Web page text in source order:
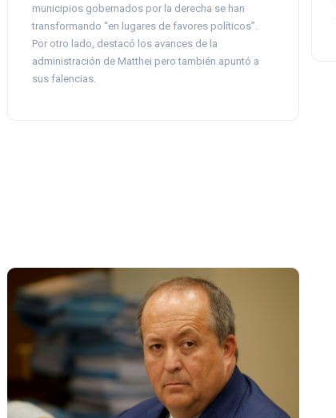
municipios gobernados por la derecha se han
transformando “en lugares de favores políticos”.
Por otro lado, destacó los avances de la
administración de Matthei pero también apuntó a
sus falencias.